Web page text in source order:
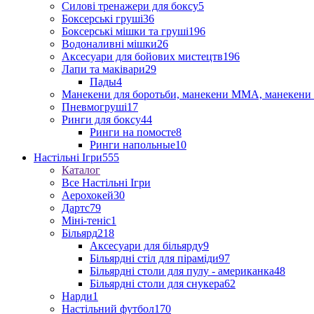
Силові тренажери для боксу5
Боксерські груші36
Боксерські мішки та груші196
Водоналивні мішки26
Аксесуари для бойових мистецтв196
Лапи та маківари29
Пады4
Манекени для боротьби, манекени ММА, манекени
Пневмогруші17
Ринги для боксу44
Ринги на помосте8
Ринги напольные10
Настільні Ігри555
Каталог
Все Настільні Ігри
Аерохокей30
Дартс79
Міні-теніс1
Більярд218
Аксесуари для більярду9
Більярдні стіл для піраміди97
Більярдні столи для пулу - американка48
Більярдні столи для снукера62
Нарди1
Настільний футбол170